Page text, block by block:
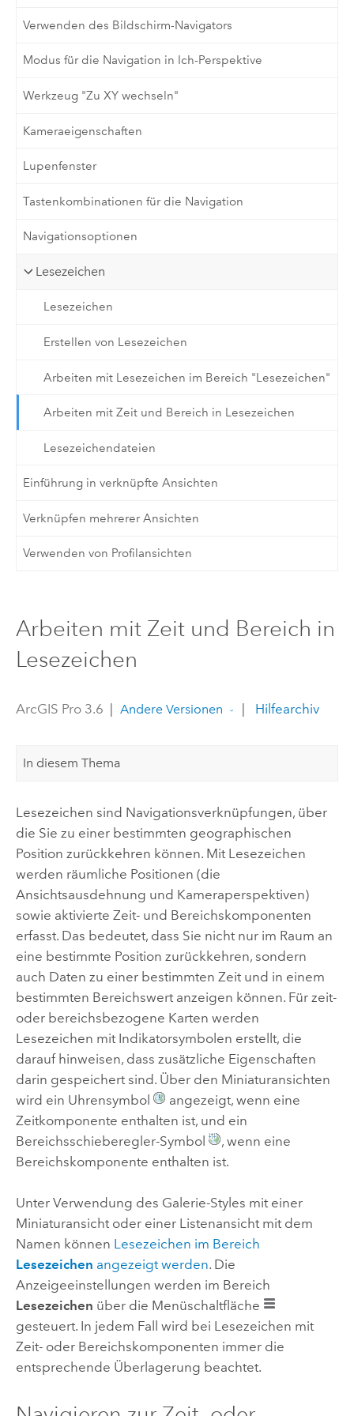
Verwenden des Bildschirm-Navigators
Modus für die Navigation in Ich-Perspektive
Werkzeug "Zu XY wechseln"
Kameraeigenschaften
Lupenfenster
Tastenkombinationen für die Navigation
Navigationsoptionen
Lesezeichen
Lesezeichen
Erstellen von Lesezeichen
Arbeiten mit Lesezeichen im Bereich "Lesezeichen"
Arbeiten mit Zeit und Bereich in Lesezeichen
Lesezeichendateien
Einführung in verknüpfte Ansichten
Verknüpfen mehrerer Ansichten
Verwenden von Profilansichten
Arbeiten mit Zeit und Bereich in
Lesezeichen
ArcGIS Pro 3.6 Andere Versionen Hilfearchiv
In diesem Thema
Lesezeichen sind Navigationsverknüpfungen, über
die Sie zu einer bestimmten geographischen
Position zurückkehren können. Mit Lesezeichen
werden räumliche Positionen (die
Ansichtsausdehnung und Kameraperspektiven)
sowie aktivierte Zeit- und Bereichskomponenten
erfasst. Das bedeutet, dass Sie nicht nur im Raum an
eine bestimmte Position zurückkehren, sondern
auch Daten zu einer bestimmten Zeit und in einem
bestimmten Bereichswert anzeigen können. Für zeit-
oder bereichsbezogene Karten werden
Lesezeichen mit Indikatorsymbolen erstellt, die
darauf hinweisen, dass zusätzliche Eigenschaften
darin gespeichert sind. Über den Miniaturansichten
wird ein Uhrensymbol
angezeigt, wenn eine
Zeitkomponente enthalten ist, und ein
Bereichsschieberegler-Symbol
, wenn eine
Bereichskomponente enthalten ist.
Unter Verwendung des Galerie-Styles mit einer
Miniaturansicht oder einer Listenansicht mit dem
Namen können Lesezeichen im Bereich
Lesezeichen angezeigt werden. Die
Anzeigeeinstellungen werden im Bereich
Lesezeichen über die Menüschaltfläche
gesteuert. In jedem Fall wird bei Lesezeichen mit
Zeit- oder Bereichskomponenten immer die
entsprechende Überlagerung beachtet.